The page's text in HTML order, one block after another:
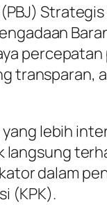
transparan,
lebih
langsung
dalam
(KPK).